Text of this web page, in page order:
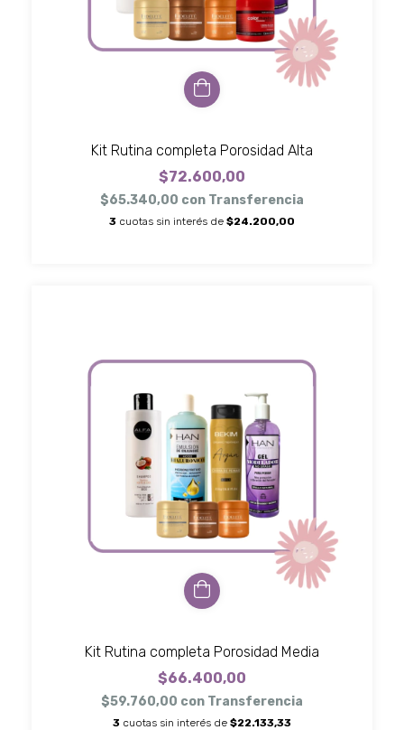
Kit Rutina completa Porosidad Alta
$72.600,00
$65.340,00 con Transferencia
3 cuotas sin interés de $24.200,00
Kit Rutina completa Porosidad Media
$66.400,00
$59.760,00 con Transferencia
3 cuotas sin interés de $22.133,33